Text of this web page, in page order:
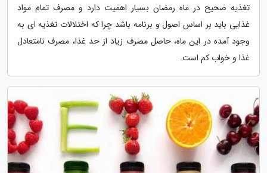
تغذیه صحیح در ماه رمضان بسیار اهمیت دارد و مصرف تمام مواد
غذایی باید بر اساس اصول و برنامه باشد چرا که اختلالات تغذیه ای به
وجود آمده در این ماه، حاصل مصرف زیاد از حد غذا، مصرف نامتعادل
غذا و خواب کم است.